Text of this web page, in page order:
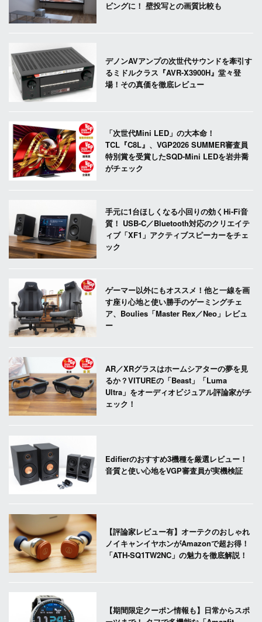
ビングに！ 壁投写との画質比較も
デノンAVアンプの次世代サウンドを牽引す
るミドルクラス『AVR-X3900H』堂々登
場！その真価を徹底レビュー
「次世代Mini LED」の大本命！
TCL『C8L』、VGP2026 SUMMER審査員
特別賞を受賞したSQD-Mini LEDを岩井喬
がチェック
手元に1台ほしくなる小回りの効くHi-Fi音
質！ USB-C／Bluetooth対応のクリエイテ
ィブ「XF1」アクティブスピーカーをチェ
ック
ゲーマー以外にもオススメ！他と一線を画
す座り心地と使い勝手のゲーミングチェ
ア、Boulies「Master Rex／Neo」レビュ
ー
AR／XRグラスはホームシアターの夢を見
るか？VITUREの「Beast」「Luma
Ultra」をオーディオビジュアル評論家がチ
ェック！
Edifierのおすすめ3機種を厳選レビュー！
音質と使い心地をVGP審査員が実機検証
【評論家レビュー有】オーテクのおしゃれ
ノイキャンイヤホンがAmazonで超お得！
「ATH-SQ1TW2NC」の魅力を徹底解説！
【期間限定クーポン情報も】日常からスポ